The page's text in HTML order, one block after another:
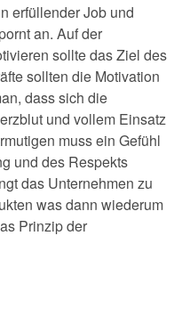
erfüllender Job und
an. Auf der
sollte das Ziel des
sollten die Motivation
dass sich die
und vollem Einsatz
muss ein Gefühl
und des Respekts
das Unternehmen zu
was dann wiederum
Prinzip der